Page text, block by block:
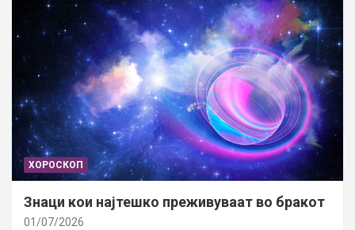
ХОРОСКОП
Знаци кои најтешко преживуваат во бракот
01/07/2026